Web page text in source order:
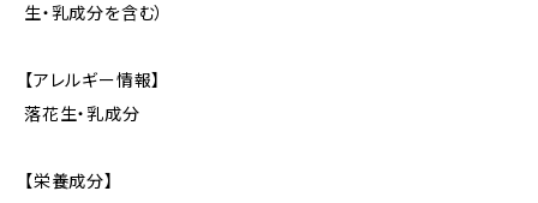
生・乳成分を含む）
【アレルギー情報】
落花生・乳成分
【栄養成分】